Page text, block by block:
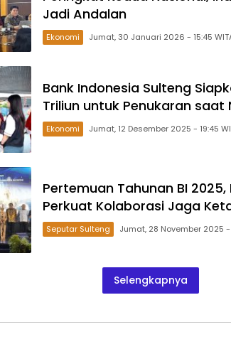
Jadi Andalan
Ekonomi Jumat, 30 Januari 2026 -
Bank Indonesia Sulteng
Triliun untuk Penukaran saat
Ekonomi Jumat, 12
Pertemuan Tahunan BI 2025,
Perkuat Kolaborasi Jaga
Seputar Sulteng
Selengkapnya